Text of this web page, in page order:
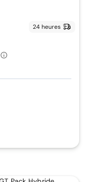
24 heures